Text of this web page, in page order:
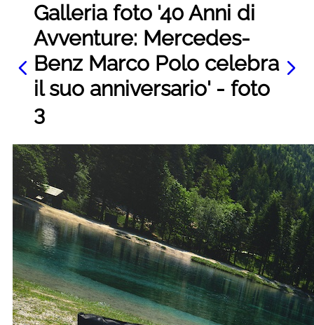
Galleria foto '40 Anni di
Avventure: Mercedes-
Benz Marco Polo celebra
il suo anniversario' - foto
3